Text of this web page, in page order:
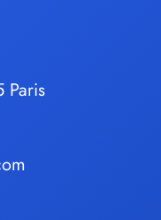
Paris